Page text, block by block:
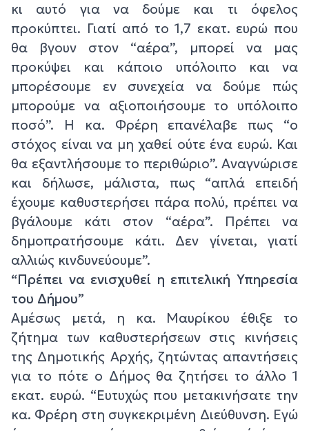
κι αυτό για να δούμε και τι όφελος
προκύπτει. Γιατί από το 1,7 εκατ. ευρώ που
θα βγουν στον “αέρα”, μπορεί να μας
προκύψει και κάποιο υπόλοιπο και να
μπορέσουμε εν συνεχεία να δούμε πώς
μπορούμε να αξιοποιήσουμε το υπόλοιπο
ποσό”. Η κα. Φρέρη επανέλαβε πως “ο
στόχος είναι να μη χαθεί ούτε ένα ευρώ. Και
θα εξαντλήσουμε το περιθώριο”. Αναγνώρισε
και δήλωσε, μάλιστα, πως “απλά επειδή
έχουμε καθυστερήσει πάρα πολύ, πρέπει να
βγάλουμε κάτι στον “αέρα”. Πρέπει να
δημοπρατήσουμε κάτι. Δεν γίνεται, γιατί
αλλιώς κινδυνεύουμε”.
“Πρέπει να ενισχυθεί η επιτελική Υπηρεσία
του Δήμου”
Αμέσως μετά, η κα. Μαυρίκου έθιξε το
ζήτημα των καθυστερήσεων στις κινήσεις
της Δημοτικής Αρχής, ζητώντας απαντήσεις
για το πότε ο Δήμος θα ζητήσει το άλλο 1
εκατ. ευρώ. “Ευτυχώς που μετακινήσατε την
κα. Φρέρη στη συγκεκριμένη Διεύθυνση. Εγώ